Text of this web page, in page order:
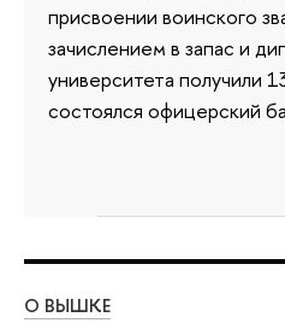
присвоении воинского
зачислением в запас и
университета получили
состоялся офицерский
О ВЫШКЕ